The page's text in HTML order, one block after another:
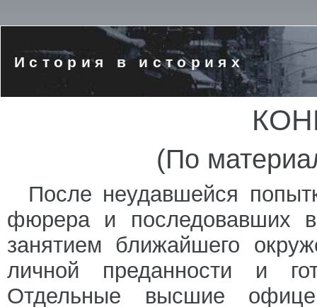
История в историях
(По
После неудавшейся
фюрера и последовавших
занятием ближайшего
личной преданности и
Отдельные высшие